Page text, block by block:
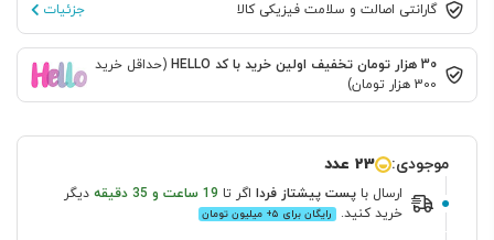
گارانتی اصالت و سلامت فیزیکی کالا جزئیات
30 هزار تومان تخفیف اولین خرید با کد HELLO
(حداقل خرید
300 هزار تومان)
موجودی: 23 عدد
ارسال با پست پیشتاز فردا اگر تا 19 ساعت و 35 دقیقه
دیگر
خرید کنید.
رایگان برای ۵+ میلیون تومان